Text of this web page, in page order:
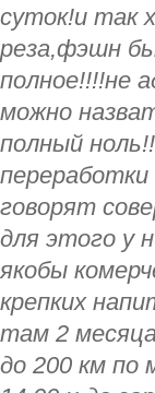
суток!и так
реза,фэшн
полное!!!!не
можно
полный
говорят
для этого у
якобы
крепких
там 2
до 200 км по